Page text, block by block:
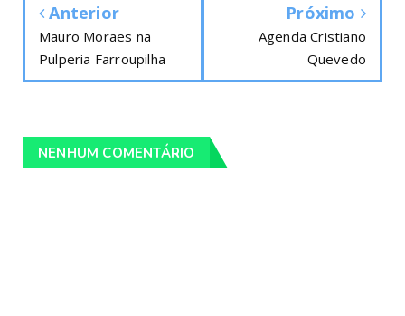
Anterior
Mauro Moraes na
Pulperia Farroupilha
Próximo
Agenda Cristiano
Quevedo
NENHUM COMENTÁRIO